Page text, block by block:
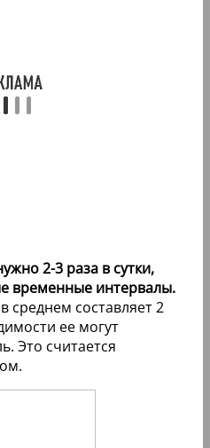
2-3 раза в сутки,
временные интервалы.
среднем составляет 2
ее могут
Это считается